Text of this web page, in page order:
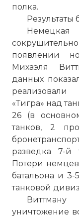
полка.
Результаты
появлении
Михаэля
данных
реализовали
«Тигра» над
26 (в
танков, 2
разведка 7-й
Потери немцев
батальона и 3-
танковой
Виттману
уничтожение